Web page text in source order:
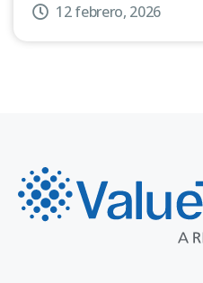
12 febrero, 2026